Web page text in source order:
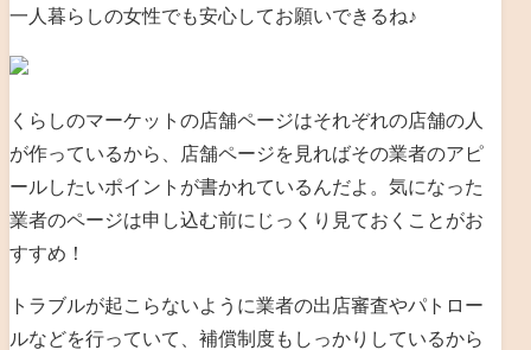
一人暮らしの女性でも安心してお願いできるね♪
くらしのマーケットの店舗ページはそれぞれの店舗の人
が作っているから、店舗ページを見ればその業者のアピ
ールしたいポイントが書かれているんだよ。気になった
業者のページは申し込む前にじっくり見ておくことがお
すすめ！
トラブルが起こらないように業者の出店審査やパトロー
ルなどを行っていて、補償制度もしっかりしているから